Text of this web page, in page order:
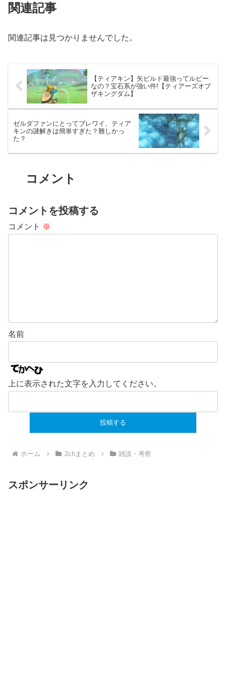
関連記事
関連記事は見つかりませんでした。
【ティアキン】矢ビルド最強ってルビー
なの？宝石系が強い件!【ティアーズオブ
ザキングダム】
ゼルダファンにとってブレワイ、ティア
キンの謎解きは簡単すぎた？難しかっ
た？
コメント
コメントを投稿する
コメント ※
名前
上に表示された文字を入力してください。
ホーム 2chまとめ 雑談・考察
スポンサーリンク